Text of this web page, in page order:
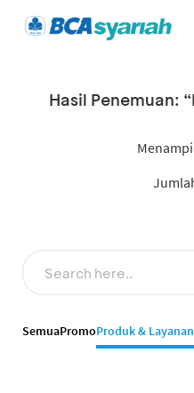
Hasil Penemuan:
SemuaPromoProduk & Layanan